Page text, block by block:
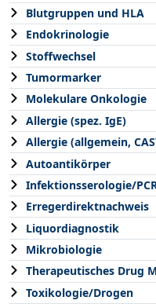
Blutgruppen und HLA
Endokrinologie
Stoffwechsel
Tumormarker
Molekulare Onkologie
Allergie (spez. IgE)
Allergie (allgemein,
Autoantikörper
Infektionsserologie/
Erregerdirektnachweis
Liquordiagnostik
Mikrobiologie
Therapeutisches Drug
Toxikologie/Drogen